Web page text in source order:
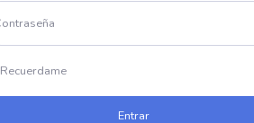
Recuerdame